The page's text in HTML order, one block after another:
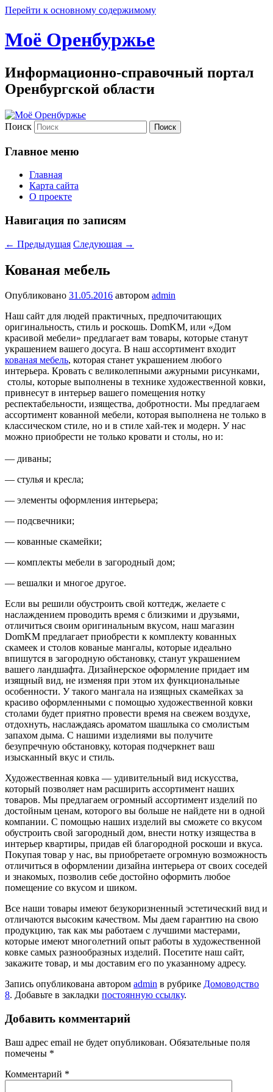
Перейти к основному содержимому
Моё Оренбуржье
Информационно-справочный портал
Оренбургской области
Поиск
Главное меню
Главная
Карта сайта
О проекте
Навигация по записям
← Предыдущая Следующая →
Кованая мебель
Опубликовано 31.05.2016 автором admin
Наш сайт для людей практичных, предпочитающих
оригинальность, стиль и роскошь. DomKM, или «Дом
красивой мебели» предлагает вам товары, которые станут
украшением вашего досуга. В наш ассортимент входит
кованая мебель, которая станет украшением любого
интерьера. Кровать с великолепными ажурными рисунками,
столы, которые выполнены в технике художественной ковки,
привнесут в интерьер вашего помещения нотку
респектабельности, изящества, добротности. Мы предлагаем
ассортимент кованной мебели, которая выполнена не только в
классическом стиле, но и в стиле хай-тек и модерн. У нас
можно приобрести не только кровати и столы, но и:
— диваны;
— стулья и кресла;
— элементы оформления интерьера;
— подсвечники;
— кованные скамейки;
— комплекты мебели в загородный дом;
— вешалки и многое другое.
Если вы решили обустроить свой коттедж, желаете с
наслаждением проводить время с близкими и друзьями,
отличиться своим оригинальным вкусом, наш магазин
DomKM предлагает приобрести к комплекту кованных
скамеек и столов кованые мангалы, которые идеально
впишутся в загородную обстановку, станут украшением
вашего ландшафта. Дизайнерское оформление придает им
изящный вид, не изменяя при этом их функциональные
особенности. У такого мангала на изящных скамейках за
красиво оформленными с помощью художественной ковки
столами будет приятно провести время на свежем воздухе,
отдохнуть, наслаждаясь ароматом шашлыка со смолистым
запахом дыма. С нашими изделиями вы получите
безупречную обстановку, которая подчеркнет ваш
изысканный вкус и стиль.
Художественная ковка — удивительный вид искусства,
который позволяет нам расширить ассортимент наших
товаров. Мы предлагаем огромный ассортимент изделий по
достойным ценам, которого вы больше не найдете ни в одной
компании. С помощью наших изделий вы сможете со вкусом
обустроить свой загородный дом, внести нотку изящества в
интерьер квартиры, придав ей благородной роскоши и вкуса.
Покупая товар у нас, вы приобретаете огромную возможность
отличиться в оформлении дизайна интерьера от своих соседей
и знакомых, позволив себе достойно оформить любое
помещение со вкусом и шиком.
Все наши товары имеют безукоризненный эстетический вид и
отличаются высоким качеством. Мы даем гарантию на свою
продукцию, так как мы работаем с лучшими мастерами,
которые имеют многолетний опыт работы в художественной
ковке самых разнообразных изделий. Посетите наш сайт,
закажите товар, и мы доставим его по указанному адресу.
Запись опубликована автором admin в рубрике Домоводство
8. Добавьте в закладки постоянную ссылку.
Добавить комментарий
Ваш адрес email не будет опубликован. Обязательные поля
помечены *
Комментарий *